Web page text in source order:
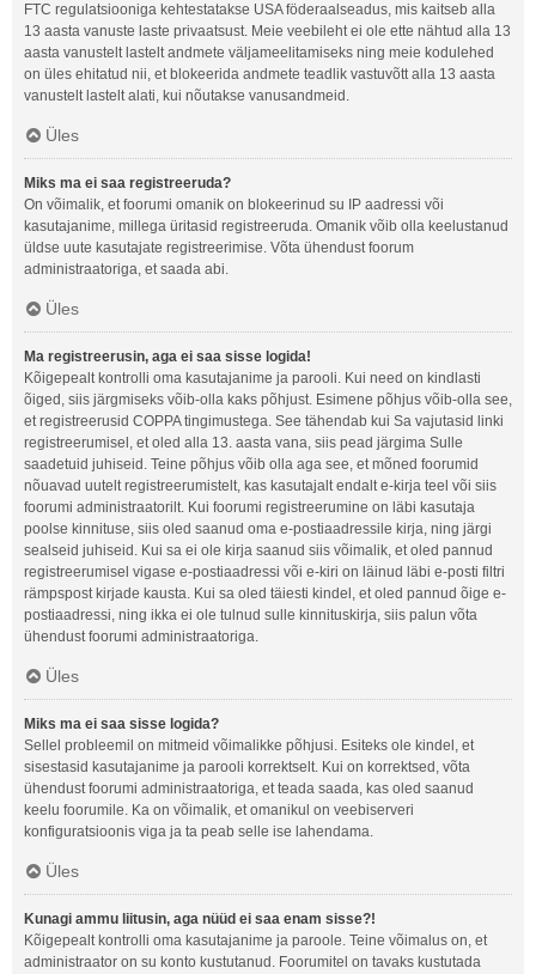
FTC regulatsiooniga kehtestatakse USA föderaalseadus, mis kaitseb alla
13 aasta vanuste laste privaatsust. Meie veebileht ei ole ette nähtud alla 13
aasta vanustelt lastelt andmete väljameelitamiseks ning meie kodulehed
on üles ehitatud nii, et blokeerida andmete teadlik vastuvõtt alla 13 aasta
vanustelt lastelt alati, kui nõutakse vanusandmeid.
Üles
Miks ma ei saa registreeruda?
On võimalik, et foorumi omanik on blokeerinud su IP aadressi või
kasutajanime, millega üritasid registreeruda. Omanik võib olla keelustanud
üldse uute kasutajate registreerimise. Võta ühendust foorum
administraatoriga, et saada abi.
Üles
Ma registreerusin, aga ei saa sisse logida!
Kõigepealt kontrolli oma kasutajanime ja parooli. Kui need on kindlasti
õiged, siis järgmiseks võib-olla kaks põhjust. Esimene põhjus võib-olla see,
et registreerusid COPPA tingimustega. See tähendab kui Sa vajutasid linki
registreerumisel, et oled alla 13. aasta vana, siis pead järgima Sulle
saadetuid juhiseid. Teine põhjus võib olla aga see, et mõned foorumid
nõuavad uutelt registreerumistelt, kas kasutajalt endalt e-kirja teel või siis
foorumi administraatorilt. Kui foorumi registreerumine on läbi kasutaja
poolse kinnituse, siis oled saanud oma e-postiaadressile kirja, ning järgi
sealseid juhiseid. Kui sa ei ole kirja saanud siis võimalik, et oled pannud
registreerumisel vigase e-postiaadressi või e-kiri on läinud läbi e-posti filtri
rämpspost kirjade kausta. Kui sa oled täiesti kindel, et oled pannud õige e-
postiaadressi, ning ikka ei ole tulnud sulle kinnituskirja, siis palun võta
ühendust foorumi administraatoriga.
Üles
Miks ma ei saa sisse logida?
Sellel probleemil on mitmeid võimalikke põhjusi. Esiteks ole kindel, et
sisestasid kasutajanime ja parooli korrektselt. Kui on korrektsed, võta
ühendust foorumi administraatoriga, et teada saada, kas oled saanud
keelu foorumile. Ka on võimalik, et omanikul on veebiserveri
konfiguratsioonis viga ja ta peab selle ise lahendama.
Üles
Kunagi ammu liitusin, aga nüüd ei saa enam sisse?!
Kõigepealt kontrolli oma kasutajanime ja paroole. Teine võimalus on, et
administraator on su konto kustutanud. Foorumitel on tavaks kustutada